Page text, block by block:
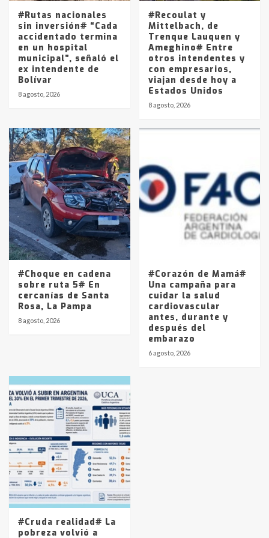
#Rutas nacionales
sin inversión# “Cada
accidentado termina
en un hospital
municipal”, señaló el
ex intendente de
Bolívar
8 agosto, 2026
#Recoulat y
Mittelbach, de
Trenque Lauquen y
Ameghino# Entre
otros intendentes y
con empresarios,
viajan desde hoy a
Estados Unidos
8 agosto, 2026
#Choque en cadena
sobre ruta 5# En
cercanías de Santa
Rosa, La Pampa
8 agosto, 2026
#Corazón de Mamá#
Una campaña para
cuidar la salud
cardiovascular
antes, durante y
después del
embarazo
6 agosto, 2026
#Cruda realidad# La
pobreza volvió a